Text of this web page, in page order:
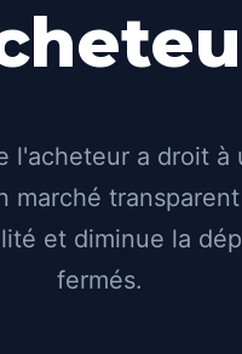
l'acheteur a droit
marché
et diminue la
fermés.